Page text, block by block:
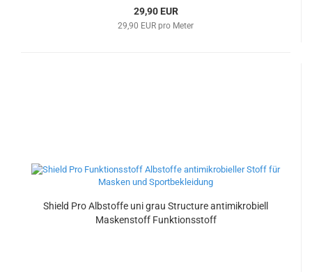
29,90 EUR
29,90 EUR pro Meter
Shield Pro Albstoffe uni grau Structure antimikrobiell
Maskenstoff Funktionsstoff